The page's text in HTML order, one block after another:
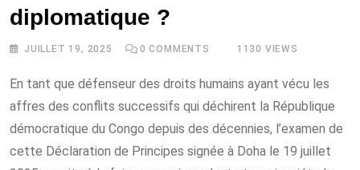
diplomatique ?
JUILLET 19, 2025 0 COMMENTS 1130 VIEWS
En tant que défenseur des droits humains ayant vécu les
affres des conflits successifs qui déchirent la République
démocratique du Congo depuis des décennies, l’examen de
cette Déclaration de Principes signée à Doha le 19 juillet